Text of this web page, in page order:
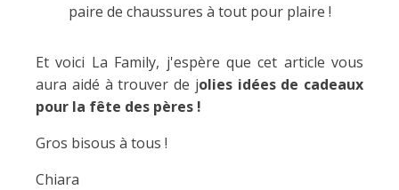
paire de chaussures à tout pour plaire !
Et voici La Family, j'espère que cet article vous
aura aidé à trouver de jolies idées de cadeaux
pour la fête des pères !
Gros bisous à tous !
Chiara